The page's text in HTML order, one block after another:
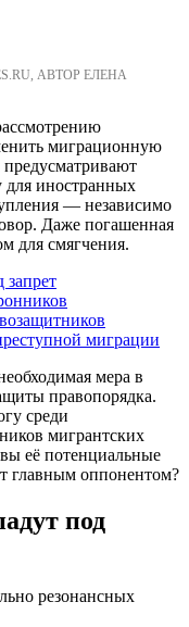
АВТОР ЕЛЕНА
миграционную
для иностранных
— независимо
Даже погашенная
для смягчения.
запрет
миграции
мера в
правопорядка.
среди
мигрантских
её потенциальные
главным оппонентом?
под
резонансных